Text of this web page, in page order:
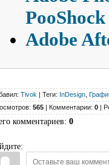
PooShock
Adobe
Tivok | Теги: InDesign
565 | Комментарии: 0 |
комментариев: 0